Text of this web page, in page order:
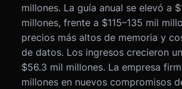
millones. La guía anual se elevó a
millones, frente a $115–135 mil
precios más altos de memoria y
de datos. Los ingresos crecieron
$56.3 mil millones. La empresa
millones en nuevos compromisos